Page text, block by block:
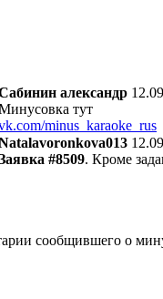
александр
тут
minus_karaoke_rus
#8509. Кроме
сообщившего о